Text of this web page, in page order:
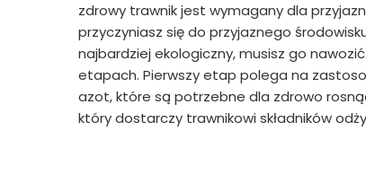
zdrowy trawnik jest wymagany dla
przyczyniasz się do przyjaznego
najbardziej ekologiczny, musisz go
etapach. Pierwszy etap polega na
azot, które są potrzebne dla zdrowo
który dostarczy trawnikowi składników